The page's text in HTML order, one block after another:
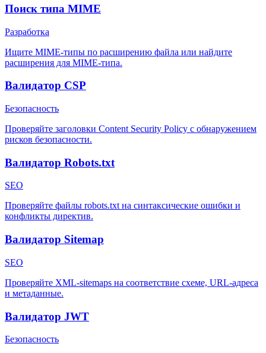
Поиск типа MIME
Разработка
Ищите MIME-типы по расширению файла или найдите
расширения для MIME-типа.
Валидатор CSP
Безопасность
Проверяйте заголовки Content Security Policy с обнаружением
рисков безопасности.
Валидатор Robots.txt
SEO
Проверяйте файлы robots.txt на синтаксические ошибки и
конфликты директив.
Валидатор Sitemap
SEO
Проверяйте XML-sitemaps на соответствие схеме, URL-адреса
и метаданные.
Валидатор JWT
Безопасность